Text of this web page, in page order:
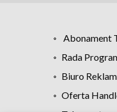
Abonament
Rada
Biuro
Oferta